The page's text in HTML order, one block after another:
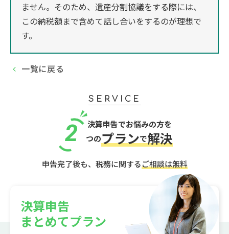
ません。そのため、遺産分割協議をする際には、
この納税額まで含めて話し合いをするのが理想で
す。
一覧に戻る
SERVICE
決算申告でお悩みの方を
2 つのプランで解決
申告完了後も、税務に関するご相談は無料
決算申告
まとめてプラン